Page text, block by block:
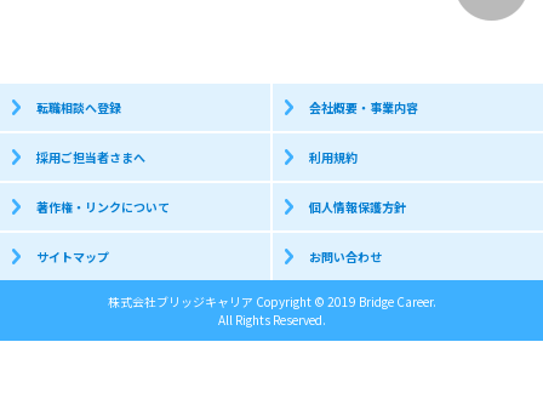
転職相談へ登録 会社概要・事業内容
採用ご担当者さまへ 利用規約
著作権・リンクについて 個人情報保護方針
サイトマップ お問い合わせ
株式会社ブリッジキャリア Copyright © 2019 Bridge Career.
All Rights Reserved.